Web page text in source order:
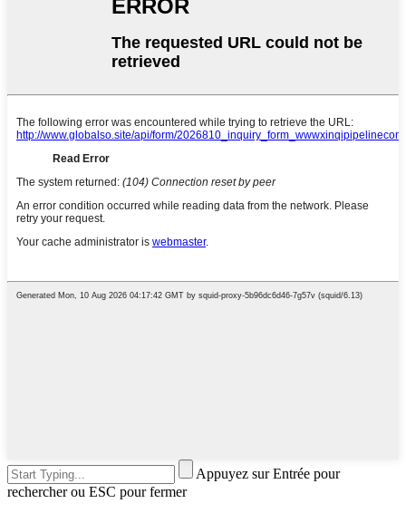
Appuyez sur Entrée pour
rechercher ou ESC pour fermer